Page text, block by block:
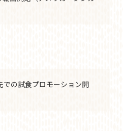
での試食プロモーション開